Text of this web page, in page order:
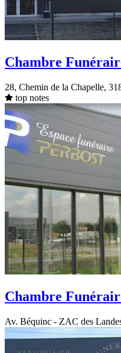
Chambre
28, Chemin de la Chapelle,
top notes
Chambre
Av. Béquinc - ZAC des